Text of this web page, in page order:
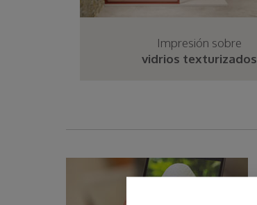
Impresión sobre
vidrios texturizados